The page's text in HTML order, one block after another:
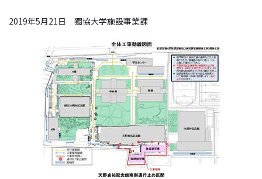
2019年5月21日 獨協大学施設事業課